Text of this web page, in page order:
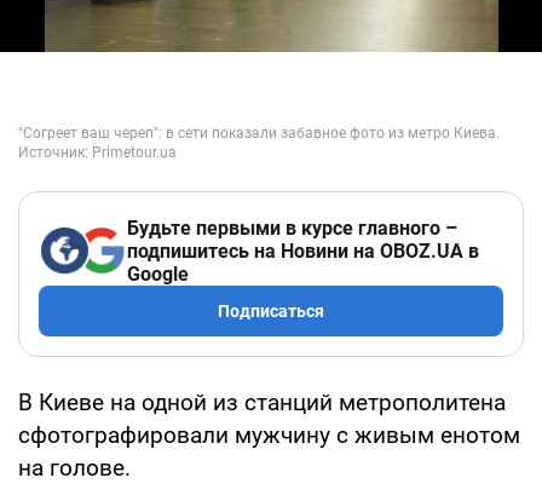
Будьте первыми в курсе главного –
подпишитесь на Новини на OBOZ.UA в
Google
Подписаться
В Киеве на одной из станций метрополитена
сфотографировали мужчину с живым енотом
на голове.